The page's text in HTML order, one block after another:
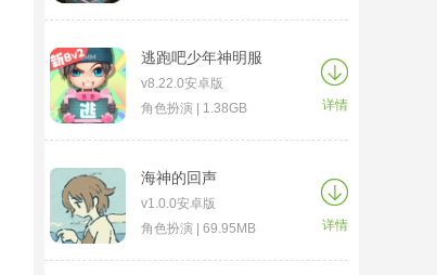
逃跑吧少年神明服
v8.22.0安卓版
角色扮演 | 1.38GB
详情
海神的回声
v1.0.0安卓版
角色扮演 | 69.95MB
详情